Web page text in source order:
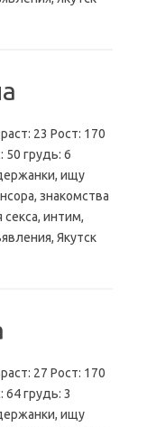
23 Рост: 170
50 грудь: 6
ищу
знакомства
секса, интим,
Якутск
27 Рост: 170
64 грудь: 3
ищу